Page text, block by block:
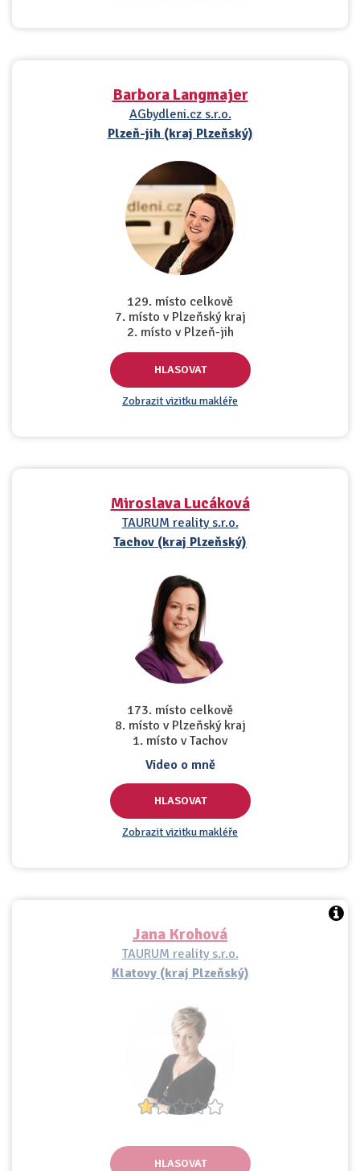
Barbora Langmajer
AGbydleni.cz s.r.o.
Plzeň-jih (kraj Plzeňský)
129. místo celkově
7. místo v Plzeňský kraj
2. místo v Plzeň-jih
HLASOVAT
Zobrazit vizitku makléře
Miroslava Lucáková
TAURUM reality s.r.o.
Tachov (kraj Plzeňský)
173. místo celkově
8. místo v Plzeňský kraj
1. místo v Tachov
Video o mně
HLASOVAT
Zobrazit vizitku makléře
Jana Krohová
TAURUM reality s.r.o.
Klatovy (kraj Plzeňský)
HLASOVAT